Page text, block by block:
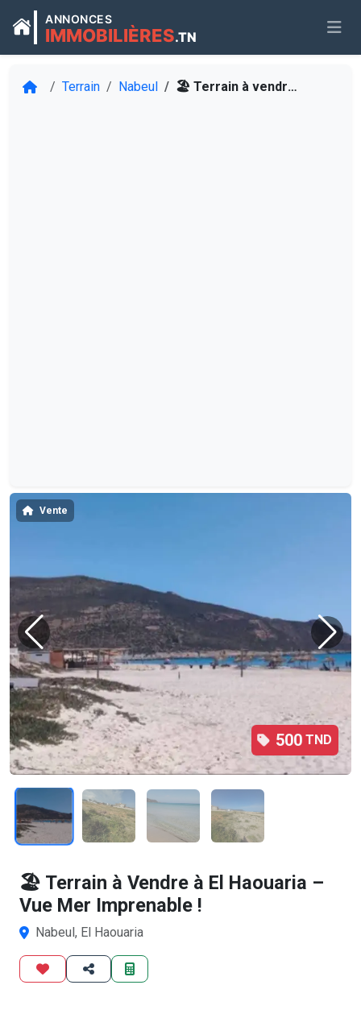
ANNONCES
IMMOBILIÈRES.TN
Terrain Nabeul 🏖️ Terrain à vendre à El Haouaria – Vue mer imprenable !
500 TND
1/4
Vente
🏖️ Terrain à Vendre à El Haouaria –
Vue Mer Imprenable !
Nabeul, El Haouaria